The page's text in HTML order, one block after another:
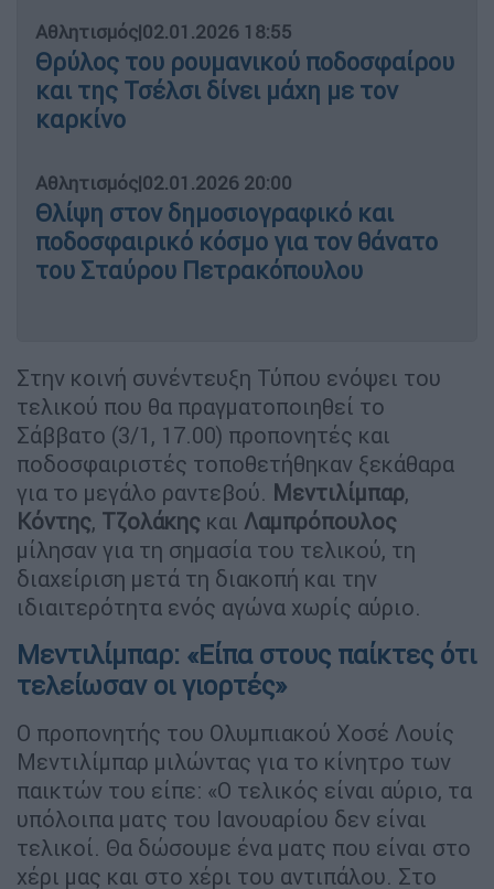
Αθλητισμός|02.01.2026 18:55
Θρύλος του ρουμανικού ποδοσφαίρου
και της Τσέλσι δίνει μάχη με τον
καρκίνο
Αθλητισμός|02.01.2026 20:00
Θλίψη στον δημοσιογραφικό και
ποδοσφαιρικό κόσμο για τον θάνατο
του Σταύρου Πετρακόπουλου
Στην κοινή συνέντευξη Τύπου ενόψει του
τελικού που θα πραγματοποιηθεί το
Σάββατο (3/1, 17.00) προπονητές και
ποδοσφαιριστές τοποθετήθηκαν ξεκάθαρα
για το μεγάλο ραντεβού. Μεντιλίμπαρ,
Κόντης, Τζολάκης και Λαμπρόπουλος
μίλησαν για τη σημασία του τελικού, τη
διαχείριση μετά τη διακοπή και την
ιδιαιτερότητα ενός αγώνα χωρίς αύριο.
Μεντιλίμπαρ: «Είπα στους παίκτες ότι
τελείωσαν οι γιορτές»
Ο προπονητής του Ολυμπιακού Χοσέ Λουίς
Μεντιλίμπαρ μιλώντας για το κίνητρο των
παικτών του είπε: «Ο τελικός είναι αύριο, τα
υπόλοιπα ματς του Ιανουαρίου δεν είναι
τελικοί. Θα δώσουμε ένα ματς που είναι στο
χέρι μας και στο χέρι του αντιπάλου. Στο